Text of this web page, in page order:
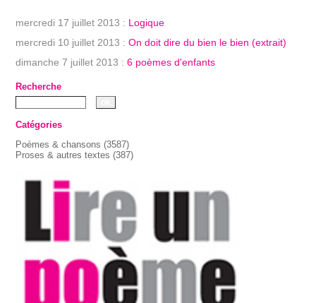
mercredi 17 juillet 2013 : Logique
mercredi 10 juillet 2013 :On doit dire du bien le bien (extrait)
dimanche 7 juillet 2013 :6 poèmes d'enfants
Recherche
Catégories
Poèmes & chansons (3587)
Proses & autres textes (387)